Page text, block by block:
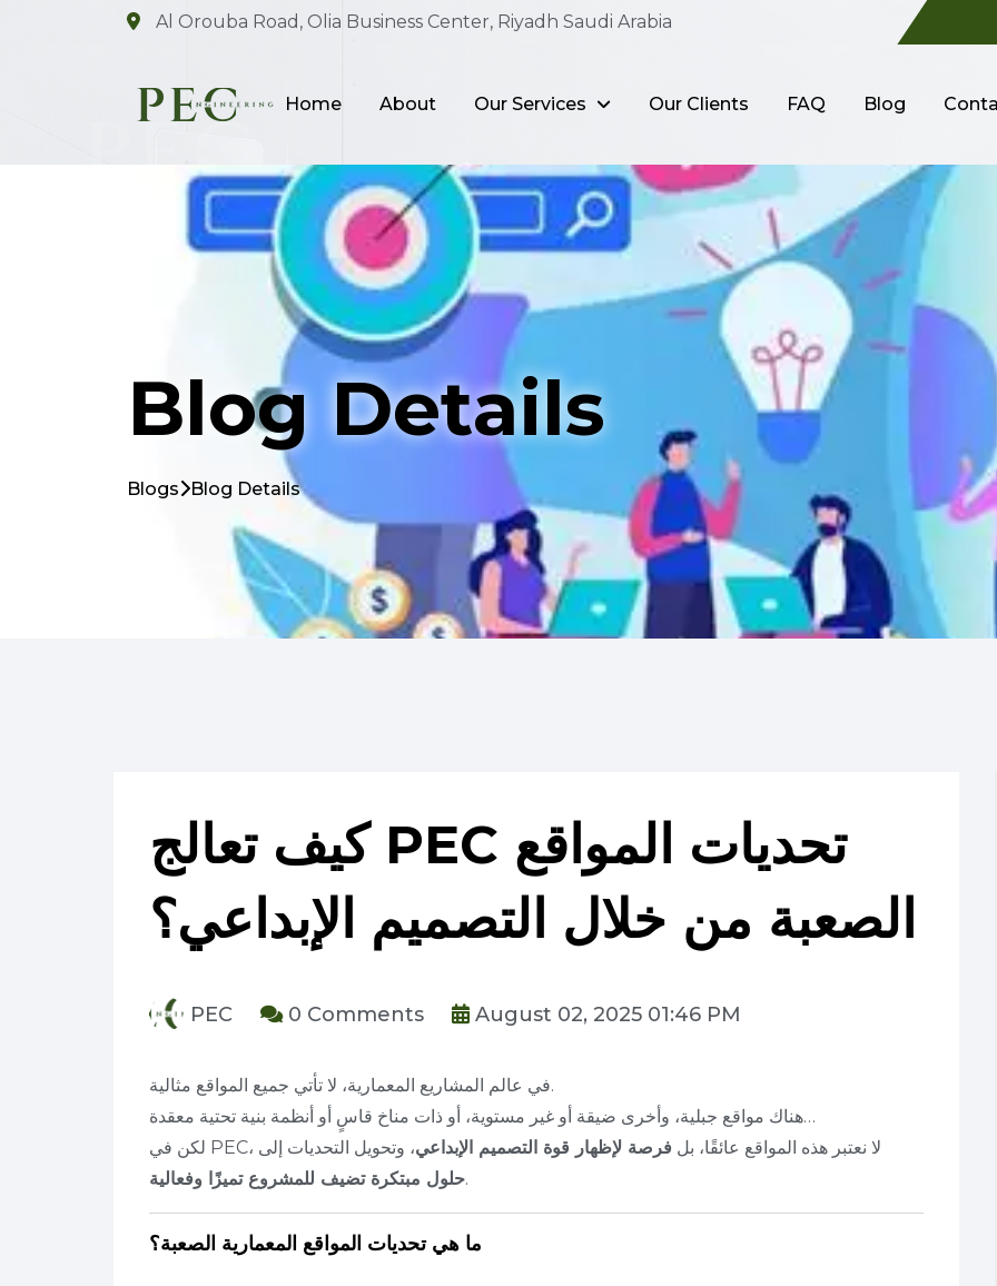
Al Orouba Road, Olia Business Center, Riyadh Saudi Arabia
Home About Our Services Our Clients FAQ Blog
Blog Details
Blogs Blog Details
كيف تعالج PEC تحديات المواقع
الصعبة من خلال التصميم الإبداعي؟
PEC 0 Comments August 02, 2025 01:46 PM
في عالم المشاريع المعمارية، لا تأتي جميع المواقع مثالية.
هناك مواقع جبلية، وأخرى ضيقة أو غير مستوية، أو ذات مناخ قاسٍ أو أنظمة بنية تحتية معقدة…
لكن في PEC، لا نعتبر هذه المواقع عائقًا، بل فرصة لإظهار قوة التصميم الإبداعي، وتحويل التحديات إلى
حلول مبتكرة تضيف للمشروع تميزًا وفعالية.
ما هي تحديات المواقع المعمارية الصعبة؟